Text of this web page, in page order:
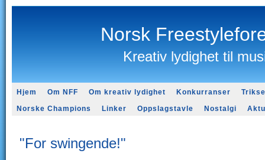
Norsk
Kreativ lydighet til
Hjem Om NFF Om kreativ lydighet Konkurranser
Norske Champions
Linker Oppslagstavle Nostalgi
"For swingende!"